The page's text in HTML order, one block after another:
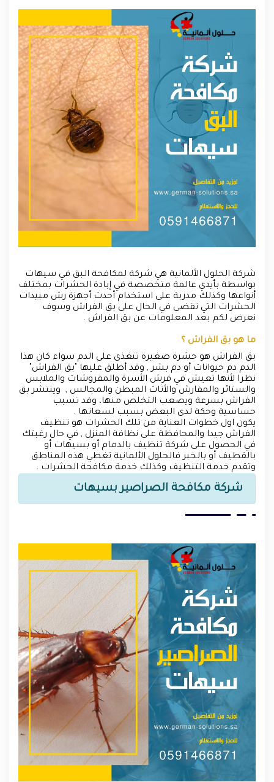
شركة الحلول الألمانية هي شركة لمكافحة البق في سيهات
بواسطة بأيدي عالمة متخصصة في إبادة الحشرات بمختلف
أنواعها وكذلك مدربة على استخدام أحدث أجهزة رش مبيدات
الحشرات التي تقضى في الحال على بق الفراش وسوف
نعرض لكم بعد المعلومات عن بق الفراش .
ما هو بق الفراش ؟
بق الفراش هو حشرة صغيرة تتغذى على الدم سواء كان هذا
الدم دم حيوانات أو دم بشر , وقد أطلق عليها "بق الفراش"
نظرا لأنها تعيش في فرش الأسرة والمفروشات والملابس
والستائر والمفارش والأثاث المبطن والمجالس , وينتشر بق
الفراش بسرعة ويصعب التخلص منها، وقد تسبب
حساسية وحكة لدى البعض بسبب لسعاتها .
يكون اول خطوات العناية من تلك الحشرات هو تنظيف
الفراش جيدا والمحافظة على نظافة المنزل , في حال رغبتك
في الحصول على شركة تنظيف بالدمام أو بسيهات أو
بالقطيف أو بالخبر فالحلول الألمانية تغطي هذه المناطق
وتقدم خدمة التنظيف وكذلك خدمة مكافحة الحشرات .
شركة مكافحة الصراصير بسيهات